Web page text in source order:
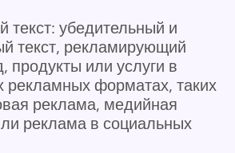
текст: убедительный и
текст, рекламирующий
продукты или услуги в
рекламных форматах, таких
реклама, медийная
реклама в социальных